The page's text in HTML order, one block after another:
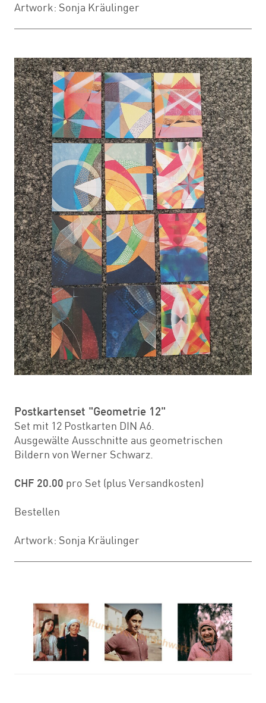
Artwork: Sonja Kräulinger
Postkartenset "Geometrie 12"
Set mit 12 Postkarten DIN A6.
Ausgewälte Ausschnitte aus geometrischen
Bildern von Werner Schwarz.
CHF 20.00 pro Set (plus Versandkosten)
Bestellen
Artwork: Sonja Kräulinger